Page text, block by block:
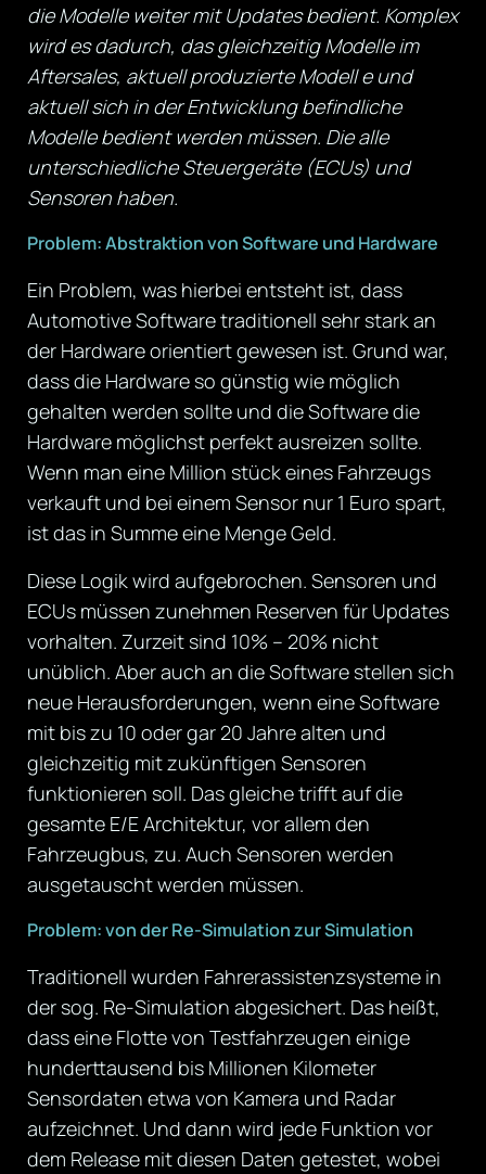
die Modelle weiter mit Updates bedient. Komplex
wird es dadurch, das gleichzeitig Modelle im
Aftersales, aktuell produzierte Modell e und
aktuell sich in der Entwicklung befindliche
Modelle bedient werden müssen. Die alle
unterschiedliche Steuergeräte (ECUs) und
Sensoren haben.
Problem: Abstraktion von Software und Hardware
Ein Problem, was hierbei entsteht ist, dass
Automotive Software traditionell sehr stark an
der Hardware orientiert gewesen ist. Grund war,
dass die Hardware so günstig wie möglich
gehalten werden sollte und die Software die
Hardware möglichst perfekt ausreizen sollte.
Wenn man eine Million stück eines Fahrzeugs
verkauft und bei einem Sensor nur 1 Euro spart,
ist das in Summe eine Menge Geld.
Diese Logik wird aufgebrochen. Sensoren und
ECUs müssen zunehmen Reserven für Updates
vorhalten. Zurzeit sind 10% – 20% nicht
unüblich. Aber auch an die Software stellen sich
neue Herausforderungen, wenn eine Software
mit bis zu 10 oder gar 20 Jahre alten und
gleichzeitig mit zukünftigen Sensoren
funktionieren soll. Das gleiche trifft auf die
gesamte E/E Architektur, vor allem den
Fahrzeugbus, zu. Auch Sensoren werden
ausgetauscht werden müssen.
Problem: von der Re-Simulation zur Simulation
Traditionell wurden Fahrerassistenzsysteme in
der sog. Re-Simulation abgesichert. Das heißt,
dass eine Flotte von Testfahrzeugen einige
hunderttausend bis Millionen Kilometer
Sensordaten etwa von Kamera und Radar
aufzeichnet. Und dann wird jede Funktion vor
dem Release mit diesen Daten getestet, wobei